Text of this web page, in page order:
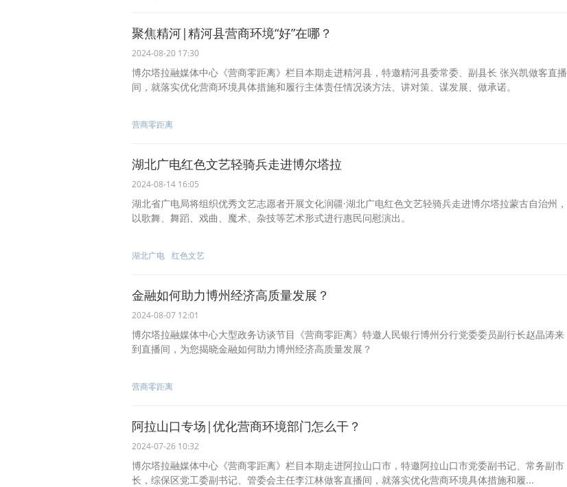
聚焦精河|精河县营商环境“好”在哪？
2024-08-20 17:30
博尔塔拉融媒体中心《营商零距离》栏目本期走进精河县，特邀精河县委常委、副县长 张兴凯做客直播
间，就落实优化营商环境具体措施和履行主体责任情况谈方法、讲对策、谋发展、做承诺。
营商零距离
湖北广电红色文艺轻骑兵走进博尔塔拉
2024-08-14 16:05
湖北省广电局将组织优秀文艺志愿者开展文化润疆·湖北广电红色文艺轻骑兵走进博尔塔拉蒙古自治州，
以歌舞、舞蹈、戏曲、魔术、杂技等艺术形式进行惠民问慰演出。
湖北广电 红色文艺
金融如何助力博州经济高质量发展？
2024-08-07 12:01
博尔塔拉融媒体中心大型政务访谈节目《营商零距离》特邀人民银行博州分行党委委员副行长赵晶涛来
到直播间，为您揭晓金融如何助力博州经济高质量发展？
营商零距离
阿拉山口专场|优化营商环境部门怎么干？
2024-07-26 10:32
博尔塔拉融媒体中心《营商零距离》栏目本期走进阿拉山口市，特邀阿拉山口市党委副书记、常务副市
长，综保区党工委副书记、管委会主任李江林做客直播间，就落实优化营商环境具体措施和履...